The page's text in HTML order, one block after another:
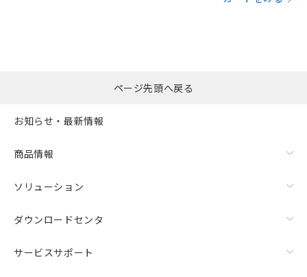
ページ先頭へ戻る
お知らせ・最新情報
商品情報
ソリューション
ダウンロードセンタ
サービスサポート